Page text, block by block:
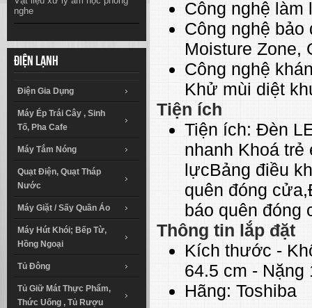
nghe
Điện lạnh
Điện Gia Dụng
Máy Ép Trái Cây , Sinh
Tố, Pha Cafe
Máy Tắm Nóng
Quạt Điện, Quạt Tháp
Nước
Máy Giặt / Sấy Quần Áo
Máy Hút Khói; Bếp Từ,
Hồng Ngoại
Tủ Đông
Tủ Giữ Mát Thực Phẩm,
Thức Uống , Tủ Rượu
Công nghệ làm
Công nghệ
Moisture Zone,
Công nghệ
Khử mùi diệt
Tiện ích
Tiện ích: Đèn
nhanh Khoá
lựcBảng điều
quên đóng cửa,
báo quên đóng
Thông tin lắp đặt
Kích thước -
64.5 cm - Nặng
Hãng: Toshiba